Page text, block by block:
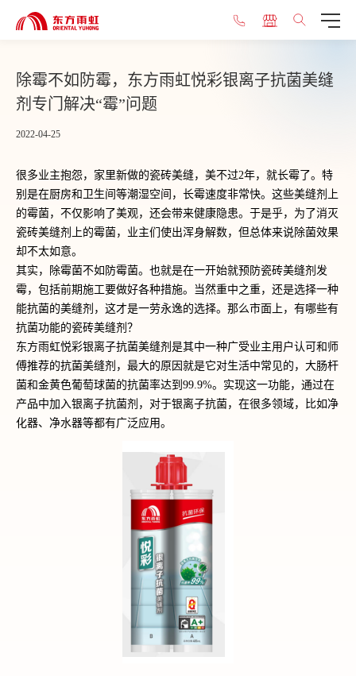
除霉不如防霉，东方雨虹悦彩银离子抗菌美缝
剂专门解决“霉”问题
2022-04-25
很多业主抱怨，家里新做的瓷砖美缝，美不过2年，就长霉了。特
别是在厨房和卫生间等潮湿空间，长霉速度非常快。这些美缝剂上
的霉菌，不仅影响了美观，还会带来健康隐患。于是乎，为了消灭
瓷砖美缝剂上的霉菌，业主们使出浑身解数，但总体来说除菌效果
却不太如意。
其实，除霉菌不如防霉菌。也就是在一开始就预防瓷砖美缝剂发
霉，包括前期施工要做好各种措施。当然重中之重，还是选择一种
能抗菌的美缝剂，这才是一劳永逸的选择。那么市面上，有哪些有
抗菌功能的瓷砖美缝剂？
东方雨虹悦彩银离子抗菌美缝剂是其中一种广受业主用户认可和师
傅推荐的抗菌美缝剂，最大的原因就是它对生活中常见的，大肠杆
菌和金黄色葡萄球菌的抗菌率达到99.9%。实现这一功能，通过在
产品中加入银离子抗菌剂，对于银离子抗菌，在很多领域，比如净
化器、净水器等都有广泛应用。